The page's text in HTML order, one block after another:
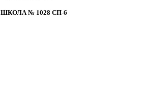
ШКОЛА № 1028 СП-6